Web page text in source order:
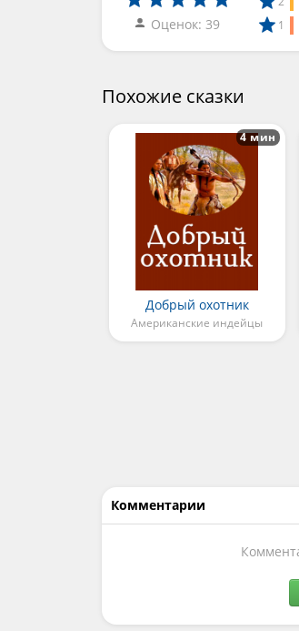
Оценок: 39 1
Похожие сказки
Добрый охотник
Американские индейцы
4 мин
Комментарии